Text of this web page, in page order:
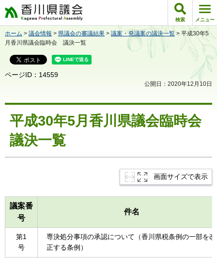
香川県議会 検索 メニュー
ホーム > 議会情報 > 県議会の審議結果 > 議案・発議案の議決一覧 > 平成30年5
月香川県議会臨時会 議決一覧
ページID：14559
公開日：2020年12月10日
平成30年5月香川県議会臨時会
議決一覧
画面サイズで表示
議案番
号
件名
第1
号
専決処分事項の承認について（香川県税条例の一部を改
正する条例）